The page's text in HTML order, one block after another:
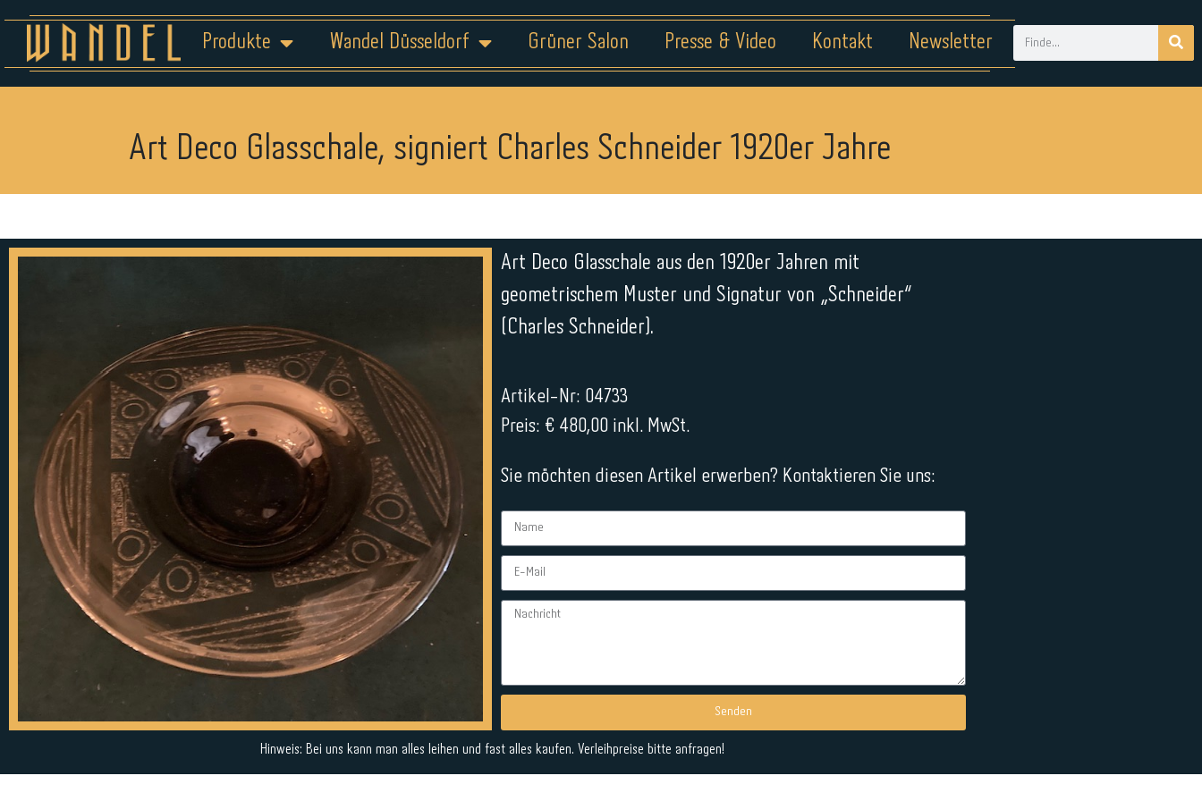
Produkte Wandel Düsseldorf Grüner Salon Presse & Video Kontakt Newsletter
Art Deco Glasschale, signiert Charles Schneider 1920er Jahre
Art Deco Glasschale aus den 1920er Jahren mit
geometrischem Muster und Signatur von „Schneider“
(Charles Schneider).
Artikel-Nr: 04733
Preis: € 480,00 inkl. MwSt.
Sie möchten diesen Artikel erwerben? Kontaktieren Sie uns:
Senden
Alternative:
Hinweis: Bei uns kann man alles leihen und fast alles kaufen. Verleihpreise bitte anfragen!